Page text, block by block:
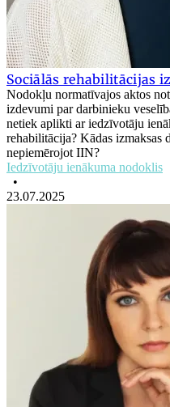
Sociālās rehabilitācijas
Nodokļu normatīvajos aktos
izdevumi par darbinieku
netiek aplikti ar iedzīvotāju
rehabilitācija? Kādas izmaksas
nepiemērojot IIN?
Iedzīvotāju ienākuma nodoklis
•
23.07.2025